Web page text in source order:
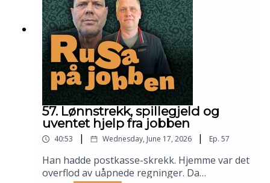
• Konkrete tiltak som førte til Akan-prisen i
Fredrikstad kommune og Bane NOR
🧑 DELTAKERE
• Janka Ekrem Holstad, tidl. helsedirektør i
• Jørgen Langhelle Pedersen, trafikkdirektør i Bane
57. Lønnstrekk, spillegjeld og
uventet hjelp fra jobben
40:53 | Wednesday, June 17, 2026 | Ep. 57
Han hadde postkasse-skrekk. Hjemme var det
overflod av uåpnede regninger. Da